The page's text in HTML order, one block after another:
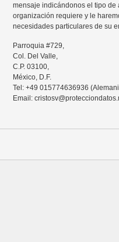
mensaje indicándonos el tipo de
organización requiere y le
necesidades particulares de su
Parroquia #729,
Col. Del Valle,
C.P. 03100,
México, D.F.
Tel: +49 015774636936
Email: